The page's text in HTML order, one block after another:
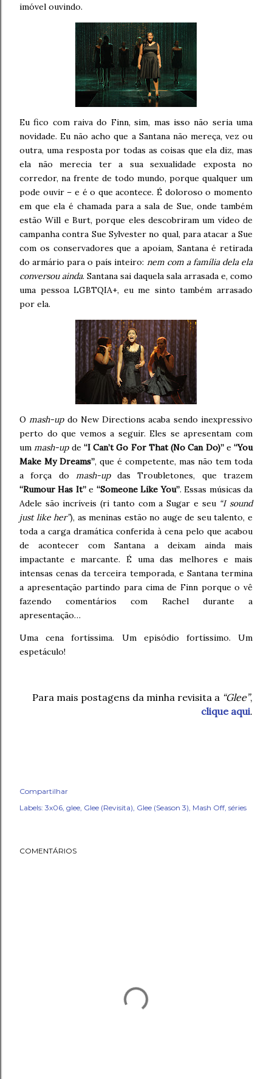
imóvel ouvindo.
Eu fico com raiva do Finn, sim, mas isso não seria uma
novidade. Eu não acho que a Santana não mereça, vez ou
outra, uma resposta por todas as coisas que ela diz, mas
ela não merecia ter a sua sexualidade exposta no
corredor, na frente de todo mundo, porque qualquer um
pode ouvir – e é o que acontece. É doloroso o momento
em que ela é chamada para a sala de Sue, onde também
estão Will e Burt, porque eles descobriram um vídeo de
campanha contra Sue Sylvester no qual, para atacar a Sue
com os conservadores que a apoiam, Santana é retirada
do armário para o país inteiro: nem com a família dela ela
conversou ainda. Santana sai daquela sala arrasada e, como
uma pessoa LGBTQIA+, eu me sinto também arrasado
por ela.
Omash-updo New Directions acaba sendo inexpressivo
perto do que vemos a seguir. Eles se apresentam com
ummash-upde “I Can’t Go For That (No Can Do)”e “You
Make My Dreams”, que é competente, mas não tem toda
a força do mash-updas Troubletones, que trazem
“Rumour Has It”e “Someone Like You”. Essas músicas da
Adele são incríveis (ri tanto com a Sugar e seu “I sound
just like her”), as meninas estão no auge de seu talento, e
toda a carga dramática conferida à cena pelo que acabou
de acontecer com Santana a deixam ainda mais
impactante e marcante. É uma das melhores e mais
intensas cenas da terceira temporada, e Santana termina
a apresentação partindo para cima de Finn porque o vê
fazendo comentários com Rachel durante a
apresentação…
Uma cena fortíssima. Um episódio fortíssimo. Um
espetáculo!
Para mais postagens da minha revisita a “Glee”,
clique aqui.
Compartilhar
Labels: 3x06 glee Glee (Revisita) Glee (Season 3) Mash Off séries
COMENTÁRIOS